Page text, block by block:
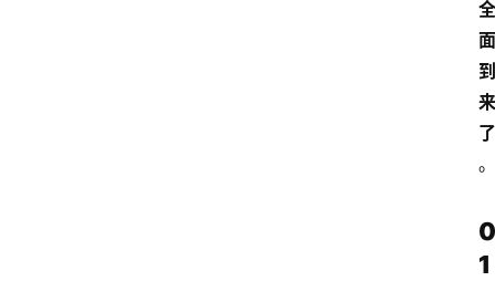
全
面
到
来
了
。
0
1